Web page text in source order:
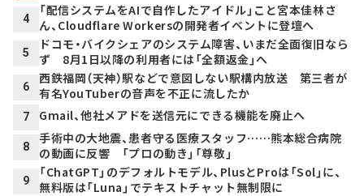
4
「配信システムをAIで自作したアイドル」こと宮本佳林さ
ん、Cloudflare Workersの開発者イベントに登壇へ
5
ドコモ・バイクシェアのシステム障害、いまだ全面復旧なら
ず 8月1日以降の利用者には「全額返金」へ
6
西鉄福岡（天神）駅などで意図しない駅構内放送 第三者が
有名YouTuberの音声を不正に流したか
7 Gmail、他社メアドを送信元にできる機能を廃止へ
8
手術中の大地震、患者守る医療スタッフ……熊本総合病院
の動画に反響 「プロの動き」「尊敬」
9
「ChatGPT」のデフォルトモデル、PlusとProは「Sol」に、
無料版は「Luna」でテキストチャット無制限に